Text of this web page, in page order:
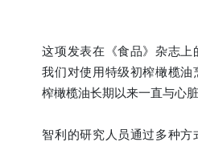
这项发表在《食品》杂志上
我们对使用特级初榨橄榄油
榨橄榄油长期以来一直与心
智利的研究人员通过多种